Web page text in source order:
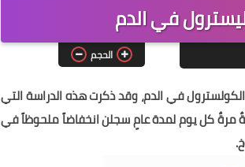
في الدم
الحجم
في الدم، وقد ذكرت هذه الدراسة التي
مرةٌ كل يوم لمدة عامٍ سجلن انخفاضاً ملحوظاً في